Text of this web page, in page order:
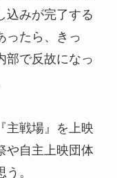
込みが完了する
ったら、きっ
部で反故になっ
主戦場』を上映
や自主上映団体
。